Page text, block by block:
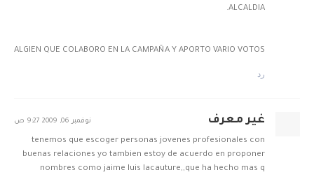
ALCALDIA.
ALGIEN QUE COLABORO EN LA CAMPAÑA Y APORTO VARIO VOTOS
رد
غير معرف نوفمبر 06, 2009 9:27 ص
tenemos que escoger personas jovenes profesionales con
buenas relaciones yo tambien estoy de acuerdo en proponer
nombres como jaime luis lacauture,,que ha hecho mas q